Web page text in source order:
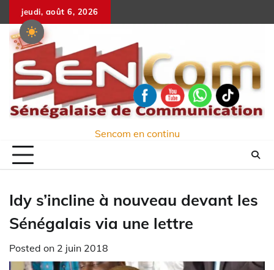
to
content
jeudi, août 6, 2026
Sencom en continu
Idy s’incline à nouveau devant les
Sénégalais via une lettre
Posted on 2 juin 2018